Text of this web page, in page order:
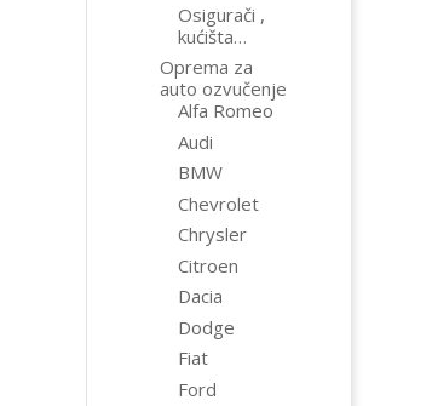
Osigurači ,
kućišta…
Oprema za
auto ozvučenje
Alfa Romeo
Audi
BMW
Chevrolet
Chrysler
Citroen
Dacia
Dodge
Fiat
Ford